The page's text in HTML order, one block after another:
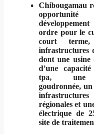
Chibougamau
ordre pour le
court
infrastructures
dont une usine
d’une
tpa, une
goudronnée,
régionales et
électrique de
site de